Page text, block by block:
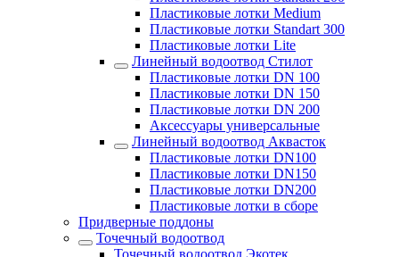
Пластиковые лотки Medium
Пластиковые лотки Standart 300
Пластиковые лотки Lite
Линейный водоотвод Стилот
Пластиковые лотки DN 100
Пластиковые лотки DN 150
Пластиковые лотки DN 200
Аксессуары универсальные
Линейный водоотвод Аквасток
Пластиковые лотки DN100
Пластиковые лотки DN150
Пластиковые лотки DN200
Пластиковые лотки в сборе
Придверные поддоны
Точечный водоотвод
Точечный водоотвод Экотек